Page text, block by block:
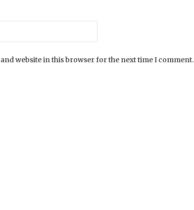
and website in this browser for the next time I comment.